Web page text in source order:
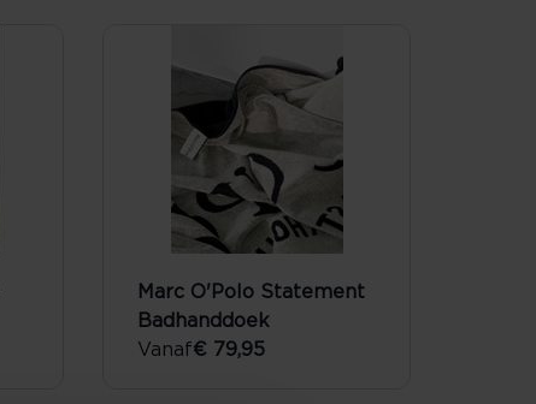
Marc O'Polo Statement
Badhanddoek
Vanaf€ 79,95